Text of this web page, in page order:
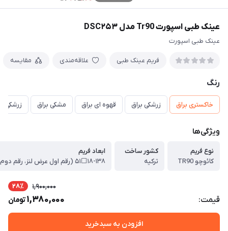
عینک طبی اسپورت Tr90 مدل DSC۲۵۳
عینک طبی اسپورت
فریم عینک طبی علاقه‌مندی مقایسه
رنگ
خاکستری براق زرشکی براق قهوه ای براق مشکی براق زرشکی
ویژگی‌ها
نوع فریم
کائوچو TR90
کشور ساخت
ترکیه
ابعاد فریم
قیمت:
1,900,000 28٪
1,380,000تومان
افزودن به سبدخرید